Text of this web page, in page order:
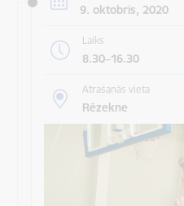
9. oktobris, 2020
Laiks
8.30–16.30
Atrašanās vieta
Rēzekne